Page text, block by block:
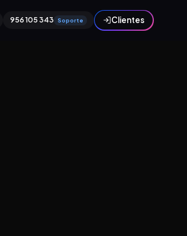
956 105 343 Soporte Clientes